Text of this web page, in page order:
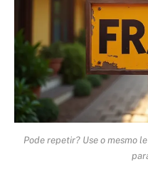
Pode repetir? Use o mesmo